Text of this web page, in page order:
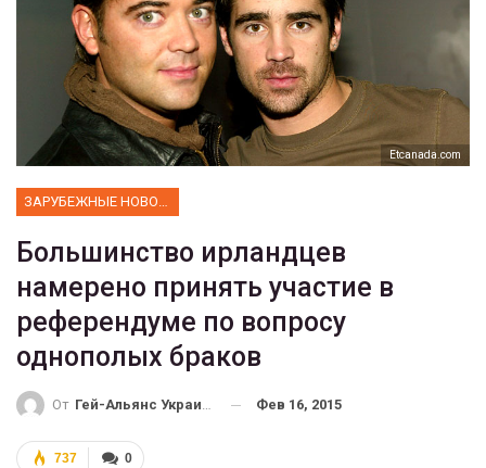
Etcanada.com
Большинство ирландцев
намерено принять участие в
референдуме по вопросу
однополых браков
От Гей-Альянс Украина Фев 16, 2015
0
737